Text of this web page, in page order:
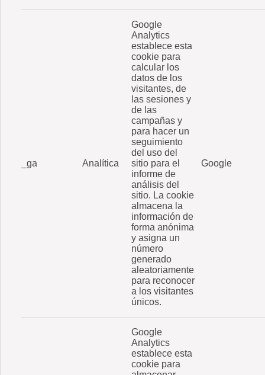
_ga Analítica
Google
Analytics
establece esta
cookie para
calcular los
datos de los
visitantes, de
las sesiones y
de las
campañas y
para hacer un
seguimiento
del uso del
sitio para el
informe de
análisis del
sitio. La cookie
almacena la
información de
forma anónima
y asigna un
número
generado
aleatoriamente
para reconocer
a los visitantes
únicos.
Google
Google
Analytics
establece esta
cookie para